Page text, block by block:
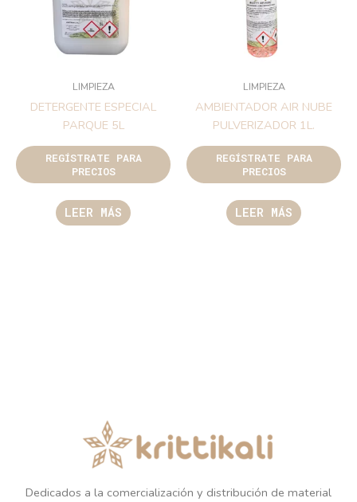
LIMPIEZA
DETERGENTE ESPECIAL
PARQUE 5L
REGÍSTRATE PARA
PRECIOS
LEER MÁS
LIMPIEZA
AMBIENTADOR AIR NUBE
PULVERIZADOR 1L.
REGÍSTRATE PARA
PRECIOS
LEER MÁS
Dedicados a la comercialización y distribución de material